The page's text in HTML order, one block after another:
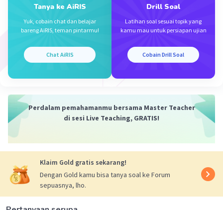
(3)
2X + Y + Z = 120
___________________ -
Z = Rp. 50.000,00
50.000,00
Aisyah S
makasih banyak
Tanya ke AiRIS
Yuk, cobain chat dan belajar
bareng AiRIS, teman pintarmu!
Chat AiRIS
Drill Soal
Latihan soal sesuai topik yang
kamu mau untuk persiapan ujian
Cobain Drill Soal
Perdalam pemahamanmu bersama Master Teacher
di sesi Live Teaching, GRATIS!
Klaim Gold gratis sekarang!
Dengan Gold kamu bisa tanya soal ke Forum
sepuasnya, lho.